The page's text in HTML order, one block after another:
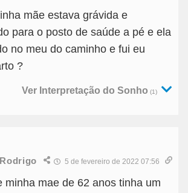
mãe estava grávida e
para o posto de saúde a pé e ela
no meu do caminho e fui eu
?
Ver Interpretação do Sonho (1)
5 de fevereiro de 2022 07:56
minha mae de 62 anos tinha um